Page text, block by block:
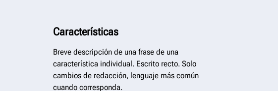
Características
Breve descripción de una frase de una
característica individual. Escrito recto. Solo
cambios de redacción, lenguaje más común
cuando corresponda.